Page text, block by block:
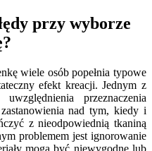
przy wyborze
wiele osób popełnia typowe
efekt kreacji. Jednym z
przeznaczenia
nad tym, kiedy i
z nieodpowiednią tkaniną
problemem jest ignorowanie
mogą być niewygodne lub